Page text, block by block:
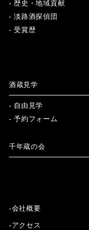
- 歴史・地域貢献
- 淡路酒探偵団
- 受賞歴
酒蔵見学
- 自由見学
- 予約フォーム
千年蔵の会
-会社概要
-アクセス